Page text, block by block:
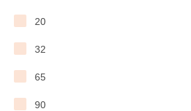
20
32
65
90